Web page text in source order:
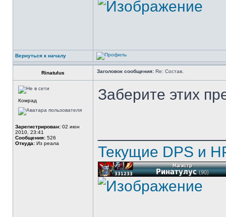
Вернуться к началу
Rinatulus Заголовок сообщения: Re: Состав.
Комрад
Зарегистрирован: 02 июн
2010, 23:41
Сообщения: 526
Откуда: Из реала
Заберите этих
Текущие DPS и